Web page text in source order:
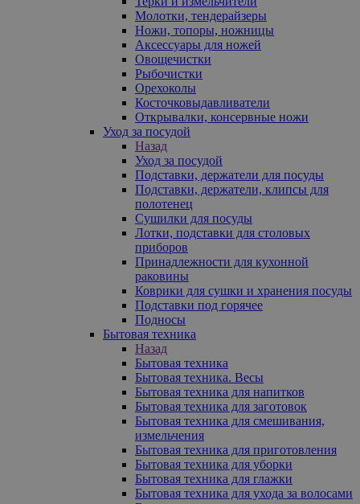
Молотки, тендерайзеры
Ножи, топоры, ножницы
Аксессуары для ножей
Овощечистки
Рыбочистки
Орехоколы
Косточковыдавливатели
Открывалки, консервные ножи
Уход за посудой
Назад
Уход за посудой
Подставки, держатели для посуды
Подставки, держатели, клипсы для
полотенец
Сушилки для посуды
Лотки, подставки для столовых
приборов
Принадлежности для кухонной
раковины
Коврики для сушки и хранения посуды
Подставки под горячее
Подносы
Бытовая техника
Назад
Бытовая техника
Бытовая техника. Весы
Бытовая техника для напитков
Бытовая техника для заготовок
Бытовая техника для смешивания,
измельчения
Бытовая техника для приготовления
Бытовая техника для уборки
Бытовая техника для глажки
Бытовая техника для ухода за волосами